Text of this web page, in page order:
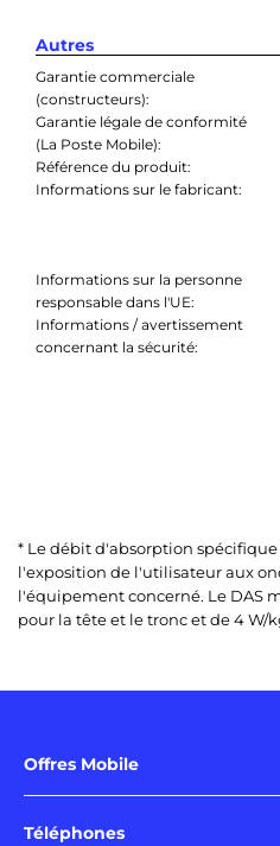
Autres
Garantie commerciale
(constructeurs):
Garantie légale de conformité
(La Poste Mobile):
Référence du produit:
Informations sur le fabricant:
Informations sur la personne
responsable dans l'UE:
Informations / avertissement
concernant la sécurité:
* Le débit d'absorption
l'exposition de l'utilisateur aux
l'équipement concerné. Le DAS
pour la tête et le tronc et de 4 W/
Offres Mobile
Téléphones